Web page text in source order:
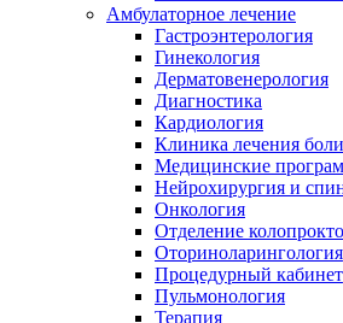
Амбулаторное лечение
Гастроэнтерология
Гинекология
Дерматовенерология
Диагностика
Кардиология
Клиника лечения боли
Медицинские
Нейрохирургия и
Онкология
Отделение
Оториноларингология
Процедурный кабинет
Пульмонология
Терапия